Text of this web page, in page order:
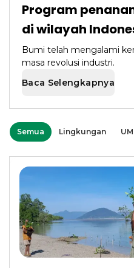
Program
di wilayah
Bumi telah mengalami
masa revolusi industri.
Baca Selengkapnya
Semua Lingkungan